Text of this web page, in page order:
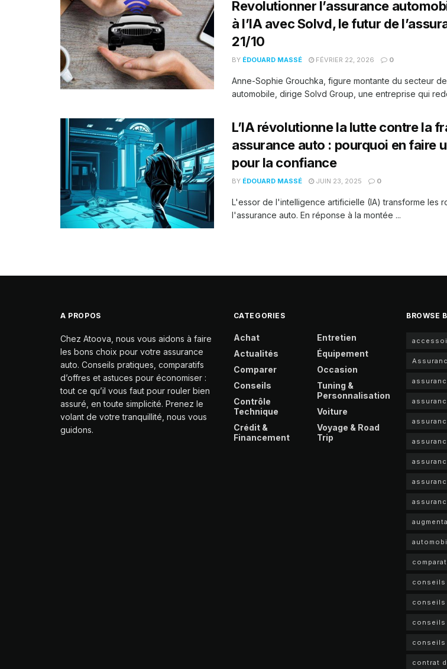
Revolutionner l’assurance
à l’IA avec Solvd, le futur de
21/10
BY ÉDOUARD MASSÉ FÉVRIER 22, 2026 0
Anne-Sophie Grouchka, figure montante du secteur
automobile, dirige Solvd Group, une entreprise qui
L’IA révolutionne la lutte contre la
assurance auto : pourquoi en faire
pour la confiance
BY ÉDOUARD MASSÉ JUIN 23, 2025 0
L'essor de l'intelligence artificielle (IA) transforme les
l'assurance auto. En réponse à la montée ...
A PROPOS
Chez Atoova, nous vous aidons à faire
les bons choix pour votre assurance
auto. Conseils pratiques, comparatifs
d’offres et astuces pour économiser :
tout ce qu’il vous faut pour rouler bien
assuré, en toute simplicité. Prenez le
volant de votre tranquillité, nous vous
guidons.
CATEGORIES
Achat
Actualités
Comparer
Conseils
Contrôle
Technique
Crédit &
Financement
Entretien
Équipement
Occasion
Tuning &
Personnalisation
Voiture
Voyage & Road
Trip
BROWSE
conseils
conseils
conseils
conseils
contrat